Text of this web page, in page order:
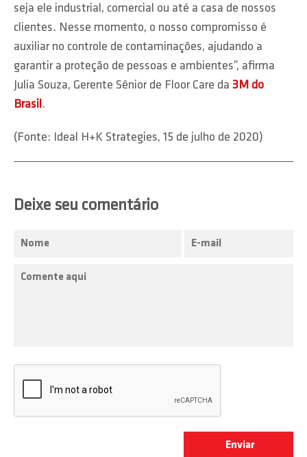
seja ele industrial, comercial ou até a casa de nossos
clientes. Nesse momento, o nosso compromisso é
auxiliar no controle de contaminações, ajudando a
garantir a proteção de pessoas e ambientes”, afirma
Julia Souza, Gerente Sênior de Floor Care da 3M do
Brasil.
(Fonte: Ideal H+K Strategies, 15 de julho de 2020)
Deixe seu comentário